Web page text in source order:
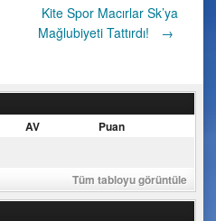
Kite Spor Macırlar Sk’ya
Mağlubiyeti Tattırdı!
→
AV Puan
Tüm tabloyu görüntüle